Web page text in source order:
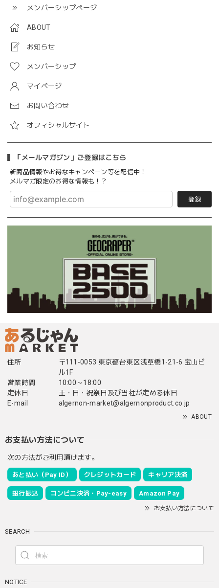
メンバーシップページ
ABOUT
お知らせ
メンバーシップ
マイページ
お問い合わせ
オフィシャルサイト
「メールマガジン」ご登録はこちら
新商品情報やお得なキャンペーン等を配信中！
メルマガ限定のお得な情報も！？
登録
住所
〒111-0053 東京都台東区浅草橋1-21-6 宝山ビ
ル1F
営業時間
10:00～18:00
定休日
土・日・祝祭日及び当社が定める休日
E-mail
algernon-market@algernonproduct.co.jp
ABOUT
お支払い方法について
次の方法がご利用頂けます。
あと払い（Pay ID） クレジットカード キャリア決済
銀行振込 コンビニ決済・Pay-easy Amazon Pay
お支払い方法について
SEARCH
NOTICE